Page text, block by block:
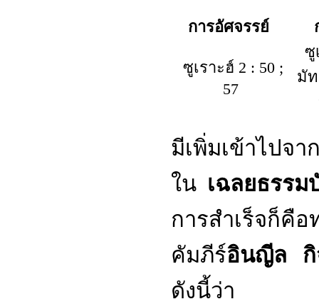
การอัศจรรย์
ซูเราะฮ์ 2 : 50 ;
57
ซู
มั
มีเพิ่มเข้าไปจ
ใน เฉลยธรร
การสำเร็จก็คื
คัมภีร์อินญีล กิ
ดังนี้ว่า